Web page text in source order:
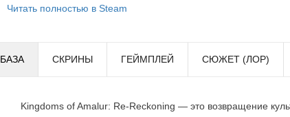
Читать полностью в Steam
БАЗА СКРИНЫ ГЕЙМПЛЕЙ СЮЖЕТ (ЛОР)
Kingdoms of Amalur: Re-Reckoning — это возвращение